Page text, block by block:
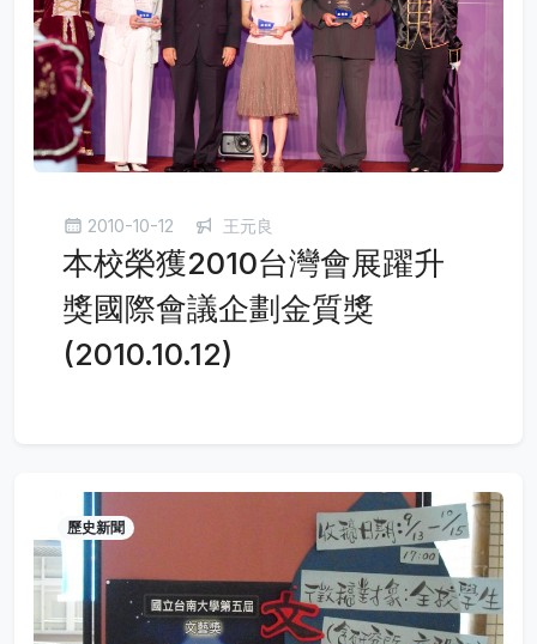
2010-10-12 王元良
本校榮獲2010台灣會展躍升
獎國際會議企劃金質獎
(2010.10.12)
歷史新聞